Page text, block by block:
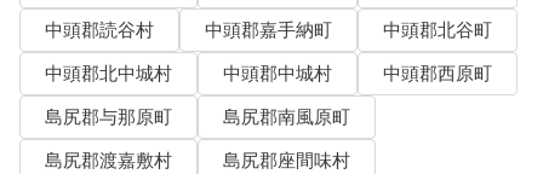
中頭郡読谷村
中頭郡嘉手納町
中頭郡北谷町
中頭郡北中城村
中頭郡中城村
中頭郡西原町
島尻郡与那原町
島尻郡南風原町
島尻郡渡嘉敷村
島尻郡座間味村